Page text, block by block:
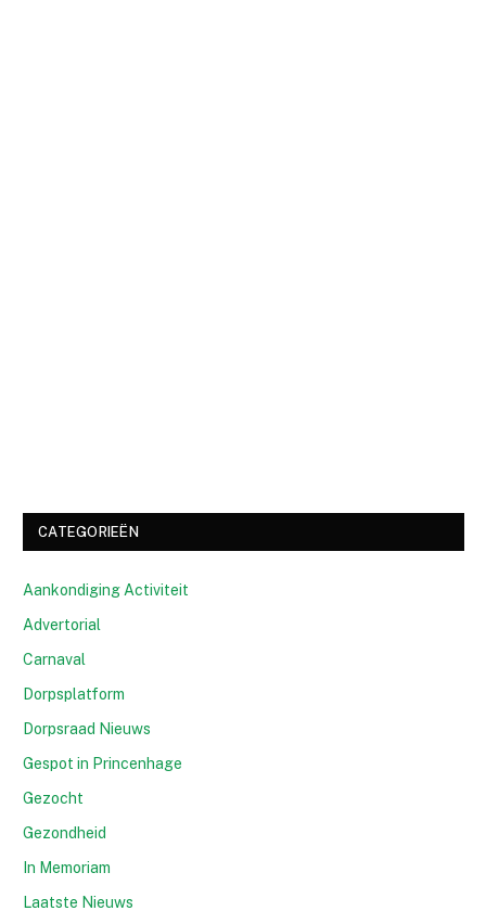
CATEGORIEËN
Aankondiging Activiteit
Advertorial
Carnaval
Dorpsplatform
Dorpsraad Nieuws
Gespot in Princenhage
Gezocht
Gezondheid
In Memoriam
Laatste Nieuws